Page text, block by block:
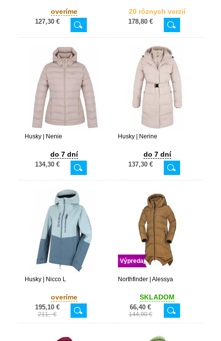
overíme
127,30 €
20 rôznych verzií
178,80 €
Husky | Nenie
do 7 dní
134,30 €
Husky | Nerine
do 7 dní
137,30 €
Husky | Nicco L
overíme
195,10 €
211,- €
Výpredaj
Northfinder | Alessya
SKLADOM
66,40 €
144,90 €